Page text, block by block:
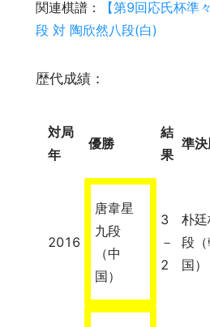
関連棋譜：
【第9回応氏杯準
段 対 陶欣然八段(白)
歴代成績：
対局
年
優勝
結
果
準
2016
唐韋星
九段
（中
国）
3
－
2
朴
段
国）